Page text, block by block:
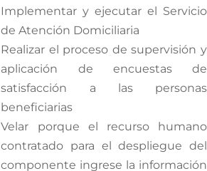
Implementar y ejecutar el Servicio
de Atención Domiciliaria
Realizar el proceso de supervisión y
aplicación de encuestas de
satisfacción a las personas
beneficiarias
Velar porque el recurso humano
contratado para el despliegue del
componente ingrese la información